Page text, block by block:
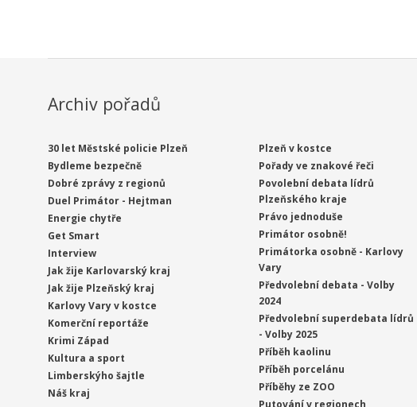
Archiv pořadů
30 let Městské policie Plzeň
Bydleme bezpečně
Dobré zprávy z regionů
Duel Primátor - Hejtman
Energie chytře
Get Smart
Interview
Jak žije Karlovarský kraj
Jak žije Plzeňský kraj
Karlovy Vary v kostce
Komerční reportáže
Krimi Západ
Kultura a sport
Limberskýho šajtle
Náš kraj
Plzeň v kostce
Pořady ve znakové řeči
Povolební debata lídrů
Plzeňského kraje
Právo jednoduše
Primátor osobně!
Primátorka osobně - Karlovy
Vary
Předvolební debata - Volby
2024
Předvolební superdebata lídrů
- Volby 2025
Příběh kaolinu
Příběh porcelánu
Příběhy ze ZOO